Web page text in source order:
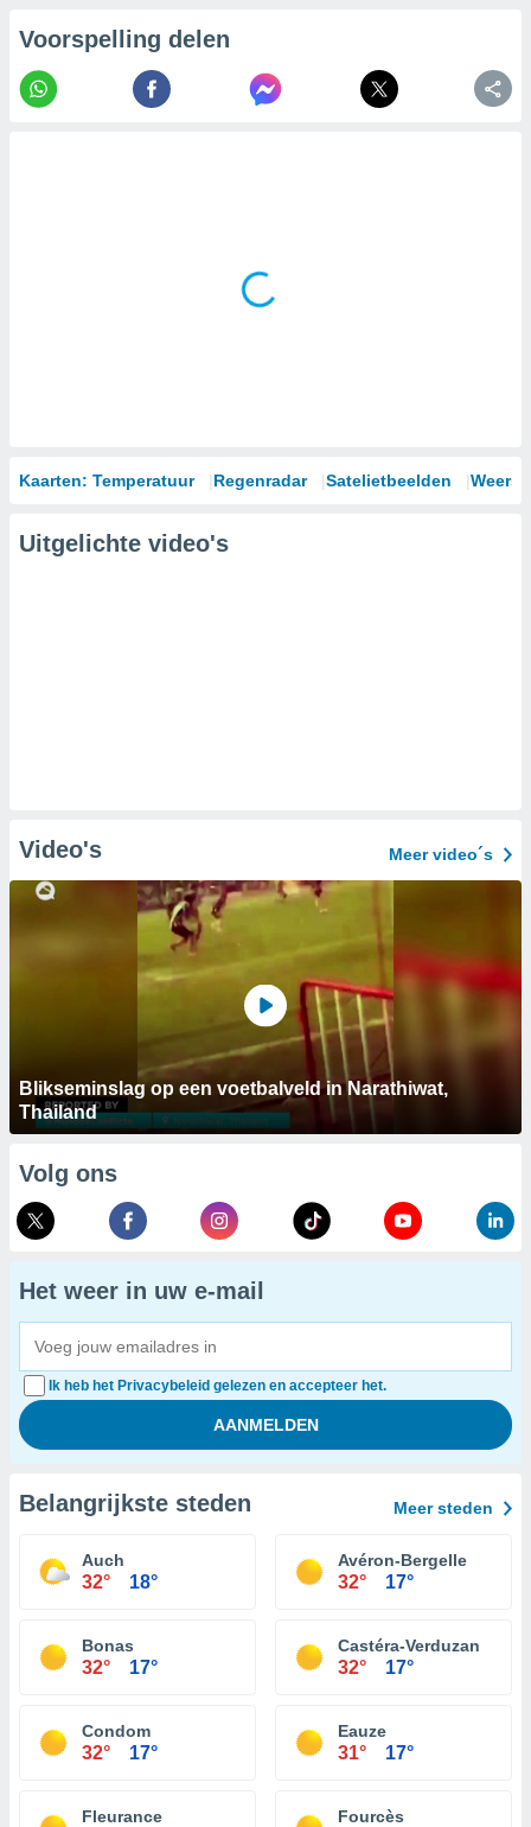
Voorspelling delen
Kaarten: Temperatuur Regenradar Satelietbeelden
Uitgelichte video's
Video's Meer video´s
Blikseminslag op een voetbalveld in Narathiwat,
Thailand
Volg ons
Het weer in uw e-mail
Ik heb het Privacybeleid gelezen en accepteer het.
Belangrijkste steden Meer steden
Auch
32° 18°
Avéron-Bergelle
32° 17°
Bonas
32° 17°
Castéra-Verduzan
32° 17°
Condom
32° 17°
Eauze
31° 17°
Fleurance Fourcès